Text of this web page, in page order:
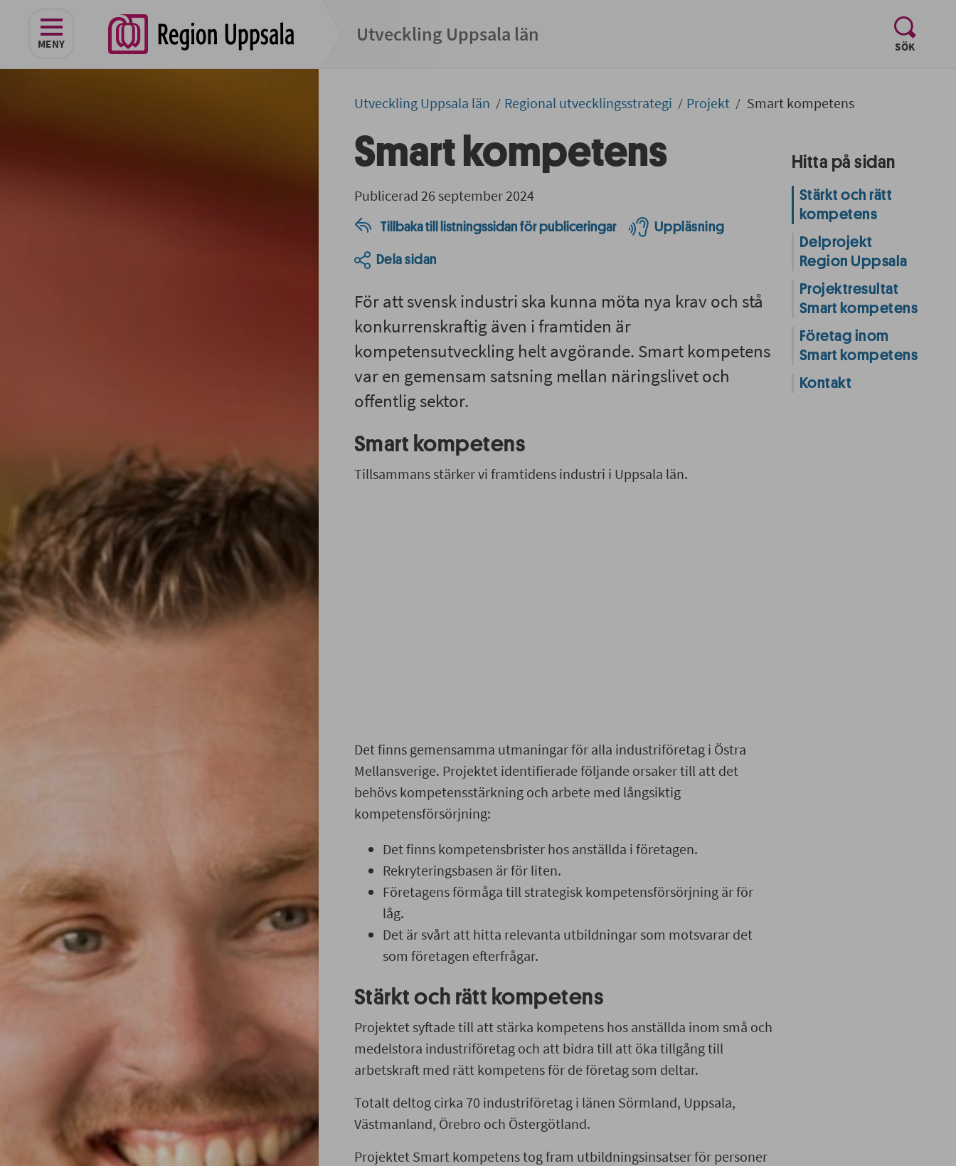
MENY
navigeringen Utveckling Uppsala län
SÖK
, visa
Utveckling Uppsala län Regional utvecklingsstrategi Projekt Smart kompetens
Smart kompetens
Publicerad 26 september 2024
Tillbaka till listningssidan för publiceringar Uppläsning
Dela sidan
För att svensk industri ska kunna möta nya krav och stå
konkurrenskraftig även i framtiden är
kompetensutveckling helt avgörande. Smart kompetens
var en gemensam satsning mellan näringslivet och
offentlig sektor.
Smart kompetens
Tillsammans stärker vi framtidens industri i Uppsala län.
Det finns gemensamma utmaningar för alla industriföretag i Östra
Mellansverige. Projektet identifierade följande orsaker till att det
behövs kompetensstärkning och arbete med långsiktig
kompetensförsörjning:
Det finns kompetensbrister hos anställda i företagen.
Rekryteringsbasen är för liten.
Företagens förmåga till strategisk kompetensförsörjning är för
låg.
Det är svårt att hitta relevanta utbildningar som motsvarar det
som företagen efterfrågar.
Stärkt och rätt kompetens
Projektet syftade till att stärka kompetens hos anställda inom små och
medelstora industriföretag och att bidra till att öka tillgång till
arbetskraft med rätt kompetens för de företag som deltar.
Totalt deltog cirka 70 industriföretag i länen Sörmland, Uppsala,
Västmanland, Örebro och Östergötland.
Projektet Smart kompetens tog fram utbildningsinsatser för personer
Hitta på sidan
Stärkt och rätt
kompetens
Delprojekt
Region Uppsala
Projektresultat
Smart kompetens
Företag inom
Smart kompetens
Kontakt